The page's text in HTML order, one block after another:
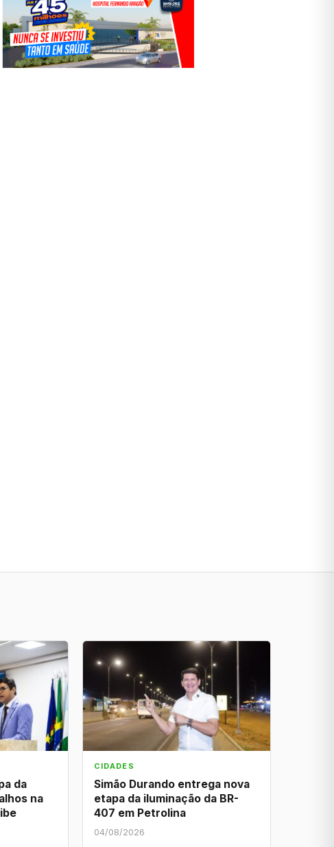
da
na
CIDADES
Simão Durando entrega nova
etapa da iluminação da BR-
407 em Petrolina
04/08/2026